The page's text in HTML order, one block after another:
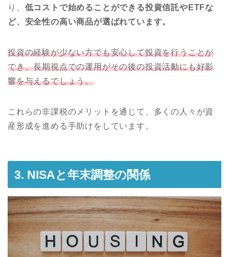
り、 低コストで始めることができる投資信託やETFな
ど、安全性の高い商品が選ばれています。
投資の経験が少ない方でも安心して投資を行うことが
でき、長期視点での運用がその後の投資活動にも好影
響を与えるでしょう。
これらの非課税のメリットを通じて、多くの人々が資
産形成を進める手助けをしています。
3. NISAと年末調整の関係